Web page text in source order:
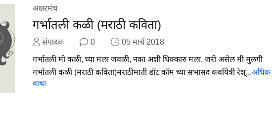
अक्षरमंच
गर्भातली कळी (मराठी कविता)
संपादक 0 05 मार्च 2018
गर्भातली मी कळी, घ्या मला जवळी, नका अशी धिक्कारु मला, जरी असेल मी मुलगी
गर्भातली कळी (मराठी कविता)मराठीमाती डॉट कॉम च्या सभासद कवयित्री रेश्...अधिक
वाचा